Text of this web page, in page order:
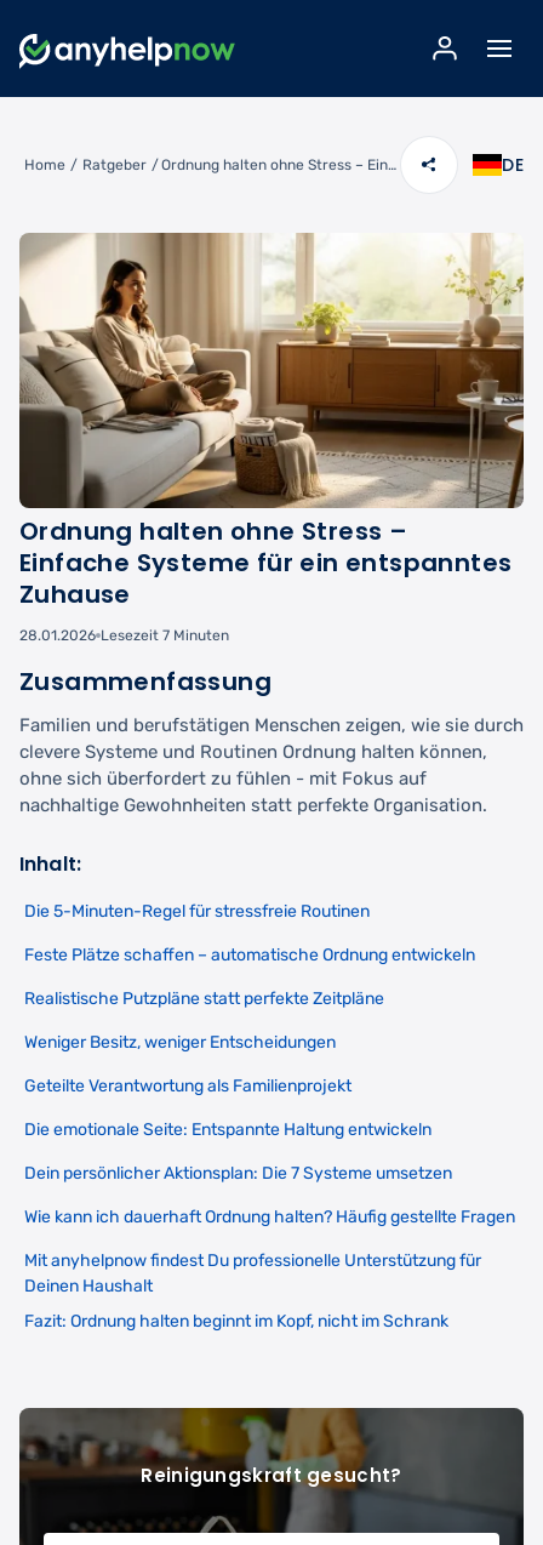
Home / Ratgeber / Ordnung halten ohne Stress – Einfache Systeme für ein entspanntes Zuhause DE
Ordnung halten ohne Stress –
Einfache Systeme für ein entspanntes
Zuhause
28.01.2026 Lesezeit 7 Minuten
Zusammenfassung
Familien und berufstätigen Menschen zeigen, wie sie durch
clevere Systeme und Routinen Ordnung halten können,
ohne sich überfordert zu fühlen - mit Fokus auf
nachhaltige Gewohnheiten statt perfekte Organisation.
Inhalt:
Die 5-Minuten-Regel für stressfreie Routinen
Feste Plätze schaffen – automatische Ordnung entwickeln
Realistische Putzpläne statt perfekte Zeitpläne
Weniger Besitz, weniger Entscheidungen
Geteilte Verantwortung als Familienprojekt
Die emotionale Seite: Entspannte Haltung entwickeln
Dein persönlicher Aktionsplan: Die 7 Systeme umsetzen
Wie kann ich dauerhaft Ordnung halten? Häufig gestellte Fragen
Mit anyhelpnow findest Du professionelle Unterstützung für
Deinen Haushalt
Fazit: Ordnung halten beginnt im Kopf, nicht im Schrank
Reinigungskraft gesucht?